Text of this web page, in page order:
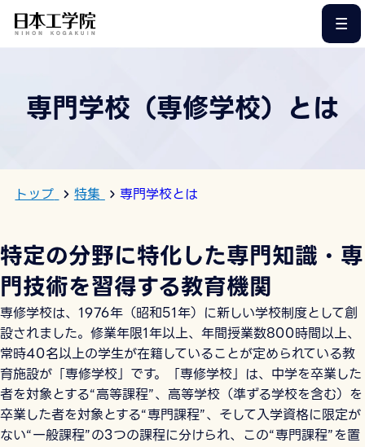
専門学校（専修学校）とは
トップ 特集 専門学校とは
特定の分野に特化した専門知識・専
門技術を習得する教育機関
専修学校は、1976年（昭和51年）に新しい学校制度として創
設されました。修業年限1年以上、年間授業数800時間以上、
常時40名以上の学生が在籍していることが定められている教
育施設が「専修学校」です。「専修学校」は、中学を卒業した
者を対象とする“高等課程”、高等学校（準ずる学校を含む）を
卒業した者を対象とする“専門課程”、そして入学資格に限定が
ない“一般課程”の3つの課程に分けられ、この“専門課程”を置